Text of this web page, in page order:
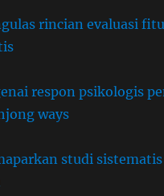
rincian evaluasi
respon psikologis
ways
studi